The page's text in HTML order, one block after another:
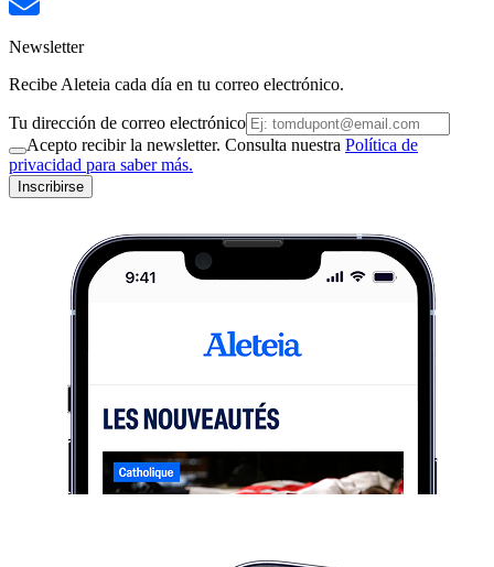
Newsletter
Recibe Aleteia cada día en tu correo electrónico.
Tu dirección de correo electrónico
Acepto recibir la newsletter. Consulta nuestra Política de
privacidad para saber más.
Inscribirse